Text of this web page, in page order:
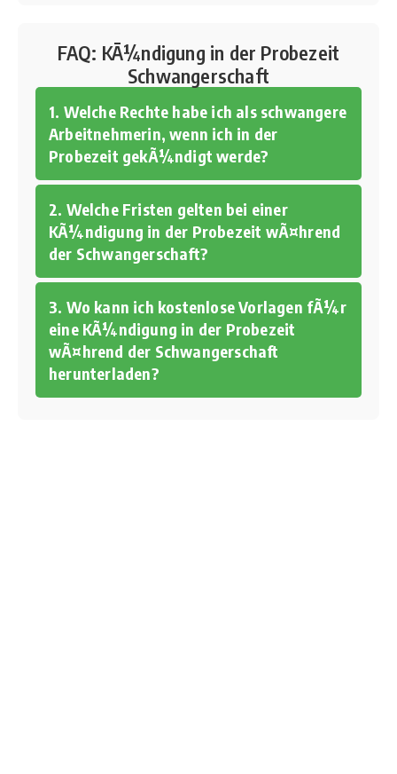
FAQ: KÃ¼ndigung in der Probezeit
Schwangerschaft
1. Welche Rechte habe ich als schwangere
Arbeitnehmerin, wenn ich in der
Probezeit gekÃ¼ndigt werde?
2. Welche Fristen gelten bei einer
KÃ¼ndigung in der Probezeit wÃ¤hrend
der Schwangerschaft?
3. Wo kann ich kostenlose Vorlagen fÃ¼r
eine KÃ¼ndigung in der Probezeit
wÃ¤hrend der Schwangerschaft
herunterladen?